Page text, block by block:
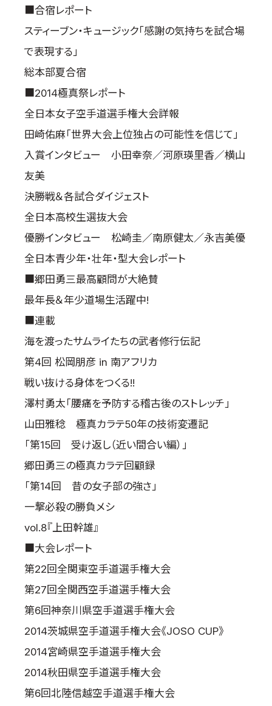
■合宿レポート
スティーブン・キュージック「感謝の気持ちを試合場
で表現する」
総本部夏合宿
■2014極真祭レポート
全日本女子空手道選手権大会詳報
田崎佑麻「世界大会上位独占の可能性を信じて」
入賞インタビュー 小田幸奈／河原瑛里香／横山
友美
決勝戦＆各試合ダイジェスト
全日本高校生選抜大会
優勝インタビュー 松崎圭／南原健太／永吉美優
全日本青少年・壮年・型大会レポート
■郷田勇三最高顧問が大絶賛
最年長＆年少道場生活躍中!
■連載
海を渡ったサムライたちの武者修行伝記
第4回 松岡朋彦 in 南アフリカ
戦い抜ける身体をつくる!!
澤村勇太「腰痛を予防する稽古後のストレッチ」
山田雅稔 極真カラテ50年の技術変遷記
「第15回 受け返し（近い間合い編）」
郷田勇三の極真カラテ回顧録
「第14回 昔の女子部の強さ」
一撃必殺の勝負メシ
vol.8『上田幹雄』
■大会レポート
第22回全関東空手道選手権大会
第27回全関西空手道選手権大会
第6回神奈川県空手道選手権大会
2014茨城県空手道選手権大会《JOSO CUP》
2014宮崎県空手道選手権大会
2014秋田県空手道選手権大会
第6回北陸信越空手道選手権大会